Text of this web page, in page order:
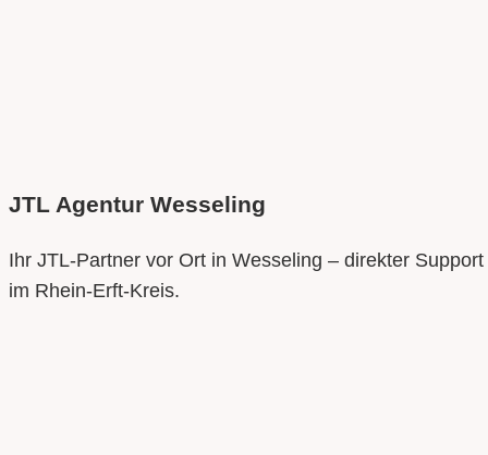
JTL Agentur Wesseling
Ihr JTL-Partner vor Ort in Wesseling – direkter Support
im Rhein-Erft-Kreis.